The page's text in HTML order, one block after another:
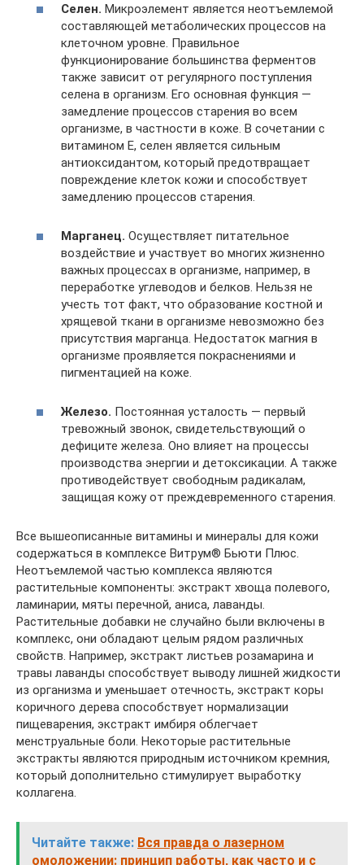
Селен. Микроэлемент является неотъемлемой
составляющей метаболических процессов на
клеточном уровне. Правильное
функционирование большинства ферментов
также зависит от регулярного поступления
селена в организм. Его основная функция —
замедление процессов старения во всем
организме, в частности в коже. В сочетании с
витамином Е, селен является сильным
антиоксидантом, который предотвращает
повреждение клеток кожи и способствует
замедлению процессов старения.
Марганец. Осуществляет питательное
воздействие и участвует во многих жизненно
важных процессах в организме, например, в
переработке углеводов и белков. Нельзя не
учесть тот факт, что образование костной и
хрящевой ткани в организме невозможно без
присутствия марганца. Недостаток магния в
организме проявляется покраснениями и
пигментацией на коже.
Железо. Постоянная усталость — первый
тревожный звонок, свидетельствующий о
дефиците железа. Оно влияет на процессы
производства энергии и детоксикации. А также
противодействует свободным радикалам,
защищая кожу от преждевременного старения.
Все вышеописанные витамины и минералы для кожи
содержаться в комплексе Витрум® Бьюти Плюс.
Неотъемлемой частью комплекса являются
растительные компоненты: экстракт хвоща полевого,
ламинарии, мяты перечной, аниса, лаванды.
Растительные добавки не случайно были включены в
комплекс, они обладают целым рядом различных
свойств. Например, экстракт листьев розамарина и
травы лаванды способствует выводу лишней жидкости
из организма и уменьшает отечность, экстракт коры
коричного дерева способствует нормализации
пищеварения, экстракт имбиря облегчает
менструальные боли. Некоторые растительные
экстракты являются природным источником кремния,
который дополнительно стимулирует выработку
коллагена.
Читайте также: Вся правда о лазерном
омоложении: принцип работы, как часто и с